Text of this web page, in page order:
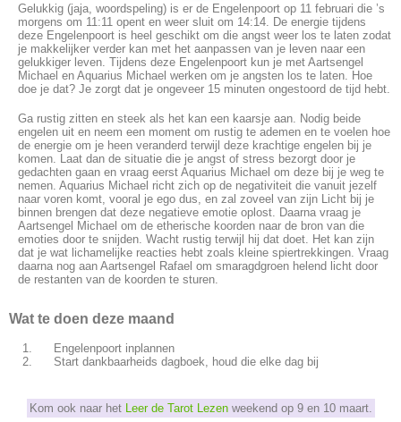
Gelukkig (jaja, woordspeling) is er de Engelenpoort op 11 februari die ’s
morgens om 11:11 opent en weer sluit om 14:14. De energie tijdens
deze Engelenpoort is heel geschikt om die angst weer los te laten zodat
je makkelijker verder kan met het aanpassen van je leven naar een
gelukkiger leven. Tijdens deze Engelenpoort kun je met Aartsengel
Michael en Aquarius Michael werken om je angsten los te laten. Hoe
doe je dat? Je zorgt dat je ongeveer 15 minuten ongestoord de tijd hebt.
Ga rustig zitten en steek als het kan een kaarsje aan. Nodig beide
engelen uit en neem een moment om rustig te ademen en te voelen hoe
de energie om je heen veranderd terwijl deze krachtige engelen bij je
komen. Laat dan de situatie die je angst of stress bezorgt door je
gedachten gaan en vraag eerst Aquarius Michael om deze bij je weg te
nemen. Aquarius Michael richt zich op de negativiteit die vanuit jezelf
naar voren komt, vooral je ego dus, en zal zoveel van zijn Licht bij je
binnen brengen dat deze negatieve emotie oplost. Daarna vraag je
Aartsengel Michael om de etherische koorden naar de bron van die
emoties door te snijden. Wacht rustig terwijl hij dat doet. Het kan zijn
dat je wat lichamelijke reacties hebt zoals kleine spiertrekkingen. Vraag
daarna nog aan Aartsengel Rafael om smaragdgroen helend licht door
de restanten van de koorden te sturen.
Wat te doen deze maand
Engelenpoort inplannen
Start dankbaarheids dagboek, houd die elke dag bij
Kom ook naar het Leer de Tarot Lezenweekend op 9 en 10 maart.